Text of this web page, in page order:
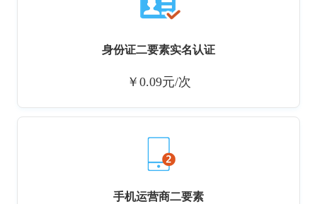
身份证二要素实名认证
￥0.09元/次
手机运营商二要素